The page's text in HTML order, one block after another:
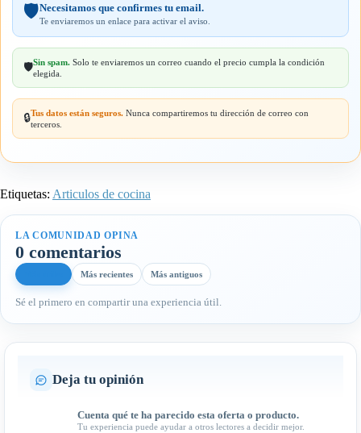
🛡️Necesitamos que confirmes tu email.
Te enviaremos un enlace para activar el aviso.
🛡️Sin spam. Solo te enviaremos un correo cuando el precio cumpla la condición
elegida.
🔒Tus datos están seguros. Nunca compartiremos tu dirección de correo con
terceros.
Etiquetas: Articulos de cocina
LA COMUNIDAD OPINA
0 comentarios
Más recientes Más antiguos
Sé el primero en compartir una experiencia útil.
Deja tu opinión
Cuenta qué te ha parecido esta oferta o producto.
Tu experiencia puede ayudar a otros lectores a decidir mejor.